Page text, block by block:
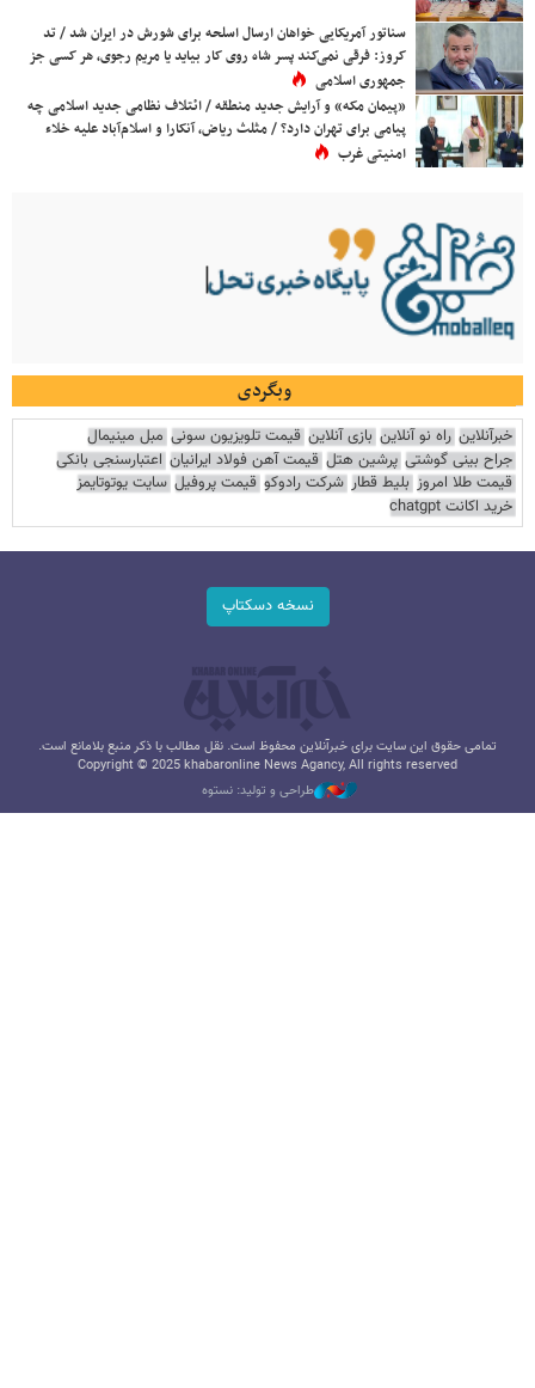
سناتور آمریکایی خواهان ارسال اسلحه برای شورش در ایران شد / تد
کروز: فرقی نمی‌کند پسر شاه روی کار بیاید یا مریم رجوی، هر کسی جز
جمهوری اسلامی
«پیمان مکه» و آرایش جدید منطقه / ائتلاف نظامی جدید اسلامی چه
پیامی برای تهران دارد؟ / مثلث ریاض، آنکارا و اسلام‌آباد علیه خلاء
امنیتی غرب
وبگردی
خبرآنلاین راه نو آنلاین بازی آنلاین قیمت تلویزیون سونی مبل مینیمال
جراح بینی گوشتی پرشین هتل قیمت آهن فولاد ایرانیان اعتبارسنجی بانکی
قیمت طلا امروز بلیط قطار شرکت رادوکو قیمت پروفیل سایت یوتوتایمز
خرید اکانت chatgpt
نسخه دسکتاپ
تمامی حقوق این سایت برای خبرآنلاین محفوظ است. نقل مطالب با ذکر منبع بلامانع است.
Copyright © 2025 khabaronline News Agancy, All rights reserved
طراحی و تولید: نستوه